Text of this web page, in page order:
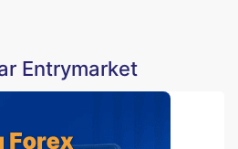
Entrymarket